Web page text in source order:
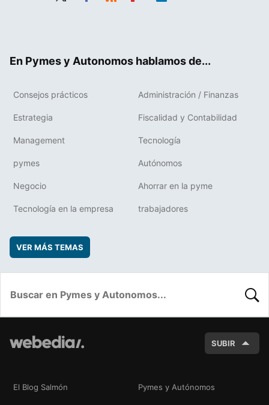
En Pymes y Autonomos hablamos de...
Consejos prácticos Administración / Finanzas
Estrategia Fiscalidad y Contabilidad
Management Tecnología
pymes Autónomos
Negocio Ahorrar en la pyme
Tecnología en la empresa trabajadores
VER MÁS TEMAS
SUBIR
El Blog Salmón Pymes y Autónomos